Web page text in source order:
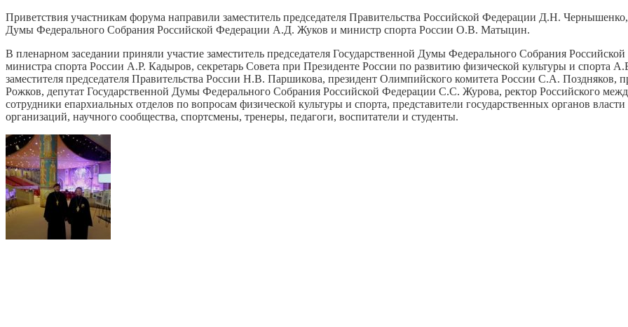
Приветствия участникам форума направили заместитель председателя Правительства Российской Федерации Д.Н.
Думы Федерального Собрания Российской Федерации А.Д. Жуков и министр спорта России О.В. Матыцин.
В пленарном заседании приняли участие заместитель председателя Государственной Думы Федерального Собрания
министра спорта России А.Р. Кадыров, секретарь Совета при Президенте России по развитию физической культуры и спорта
заместителя председателя Правительства России Н.В. Паршикова, президент Олимпийского комитета России С.А. Поздняков,
Рожков, депутат Государственной Думы Федерального Собрания Российской Федерации С.С. Журова, ректор Российского
сотрудники епархиальных отделов по вопросам физической культуры и спорта, представители государственных органов
организаций, научного сообщества, спортсмены, тренеры, педагоги, воспитатели и студенты.